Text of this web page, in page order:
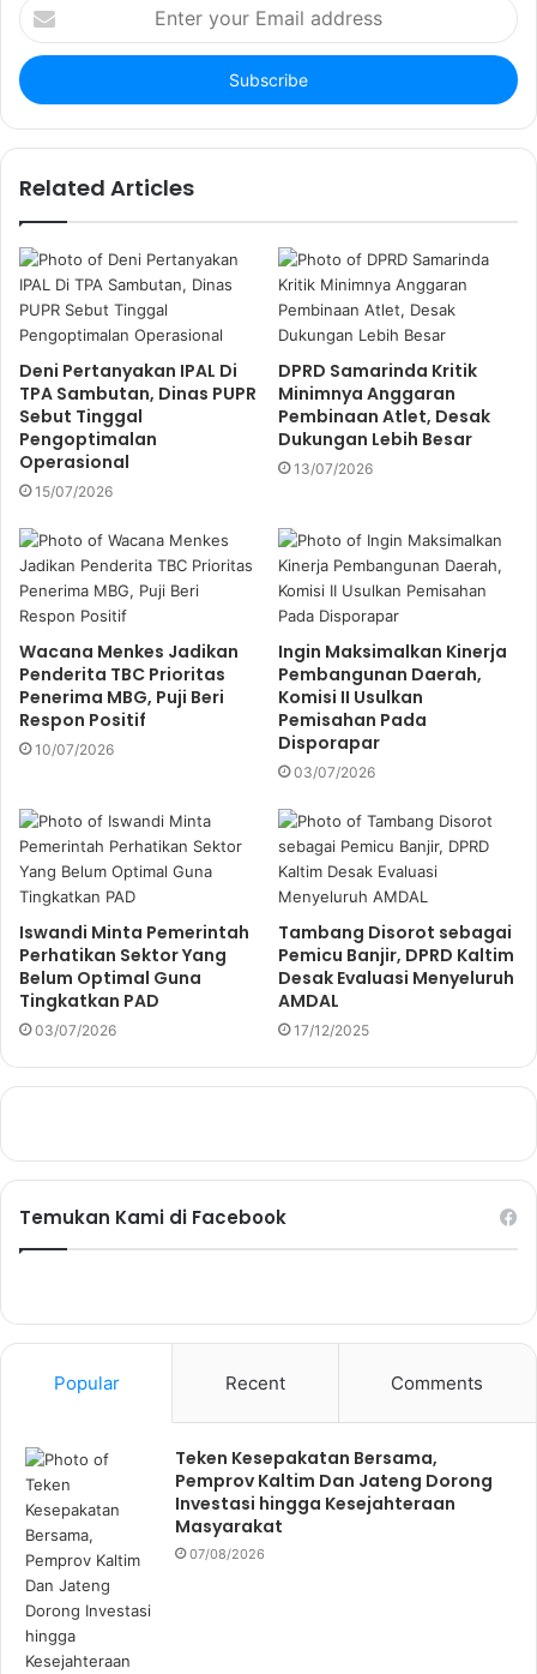
E
n
e
y
u
E
m
a
i
l
d
d
r
e
s
Related Articles
Deni Pertanyakan IPAL Di
TPA Sambutan, Dinas PUPR
Sebut Tinggal
Pengoptimalan
Operasional
15/07/2026
DPRD Samarinda Kritik
Minimnya Anggaran
Pembinaan Atlet, Desak
Dukungan Lebih Besar
13/07/2026
Wacana Menkes Jadikan
Penderita TBC Prioritas
Penerima MBG, Puji Beri
Respon Positif
10/07/2026
Ingin Maksimalkan Kinerja
Pembangunan Daerah,
Komisi II Usulkan
Pemisahan Pada
Disporapar
03/07/2026
Iswandi Minta Pemerintah
Perhatikan Sektor Yang
Belum Optimal Guna
Tingkatkan PAD
03/07/2026
Tambang Disorot sebagai
Pemicu Banjir, DPRD Kaltim
Desak Evaluasi Menyeluruh
AMDAL
17/12/2025
Temukan Kami di Facebook
Popular Recent Comments
Teken Kesepakatan Bersama,
Pemprov Kaltim Dan Jateng Dorong
Investasi hingga Kesejahteraan
Masyarakat
07/08/2026